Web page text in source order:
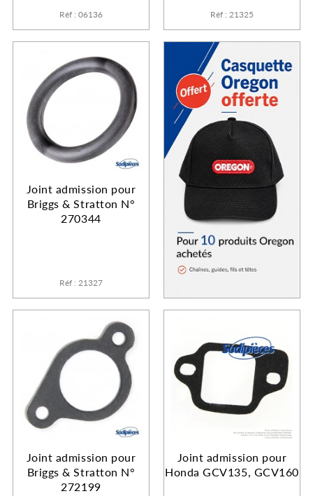
Réf : 06136 Réf : 21325
Joint admission pour
Briggs & Stratton N°
270344
Réf : 21327
Joint admission pour
Briggs & Stratton N°
272199
Joint admission pour
Honda GCV135, GCV160